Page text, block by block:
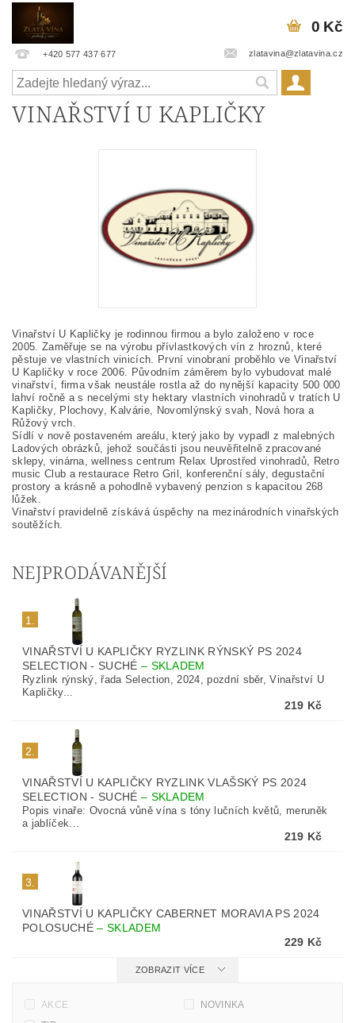
+420 577 437 677 zlatavina@zlatavina.cz
0 Kč
VINAŘSTVÍ U KAPLIČKY
Vinařství U Kapličky je rodinnou firmou a bylo založeno v roce
2005. Zaměřuje se na výrobu přívlastkových vín z hroznů, které
pěstuje ve vlastních vinicích. První vinobraní proběhlo ve Vinařství
U Kapličky v roce 2006. Původním záměrem bylo vybudovat malé
vinařství, firma však neustále rostla až do nynější kapacity 500 000
lahví ročně a s necelými sty hektary vlastních vinohradů v tratích U
Kapličky, Plochovy, Kalvárie, Novomlýnský svah, Nová hora a
Růžový vrch.
Sídlí v nově postaveném areálu, který jako by vypadl z malebných
Ladových obrázků, jehož součásti jsou neuvěřitelně zpracované
sklepy, vinárna, wellness centrum Relax Uprostřed vinohradů, Retro
music Club a restaurace Retro Gril, konferenční sály, degustační
prostory a krásně a pohodlně vybavený penzion s kapacitou 268
lůžek.
Vinařství pravidelně získává úspěchy na mezinárodních vinařských
soutěžích.
NEJPRODÁVANĚJŠÍ
1.
VINAŘSTVÍ U KAPLIČKY RYZLINK RÝNSKÝ PS 2024
SELECTION - SUCHÉ – SKLADEM
Ryzlink rýnský, řada Selection, 2024, pozdní sběr, Vinařství U
Kapličky...
219 Kč
2.
VINAŘSTVÍ U KAPLIČKY RYZLINK VLAŠSKÝ PS 2024
SELECTION - SUCHÉ – SKLADEM
Popis vinaře: Ovocná vůně vína s tóny lučních květů, meruněk
a jablíček...
219 Kč
3.
VINAŘSTVÍ U KAPLIČKY CABERNET MORAVIA PS 2024
POLOSUCHÉ– SKLADEM
229 Kč
ZOBRAZIT VÍCE
AKCE
NOVINKA